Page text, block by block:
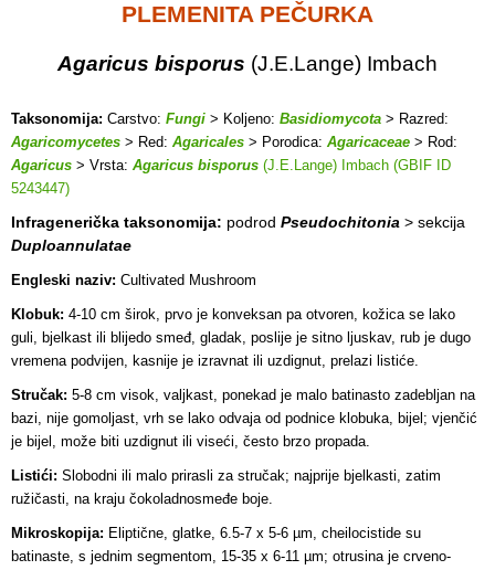
PLEMENITA PEČURKA
Agaricus bisporus (J.E.Lange) Imbach
Taksonomija: Carstvo: Fungi > Koljeno: Basidiomycota > Razred:
Agaricomycetes > Red: Agaricales > Porodica: Agaricaceae > Rod:
Agaricus > Vrsta: Agaricus bisporus (J.E.Lange) Imbach (GBIF ID
5243447)
Infragenerička taksonomija: podrod Pseudochitonia > sekcija
Duploannulatae
Engleski naziv: Cultivated Mushroom
Klobuk: 4-10 cm širok, prvo je konveksan pa otvoren, kožica se lako
guli, bjelkast ili blijedo smeđ, gladak, poslije je sitno ljuskav, rub je dugo
vremena podvijen, kasnije je izravnat ili uzdignut, prelazi listiće.
Stručak: 5-8 cm visok, valjkast, ponekad je malo batinasto zadebljan na
bazi, nije gomoljast, vrh se lako odvaja od podnice klobuka, bijel; vjenčić
je bijel, može biti uzdignut ili viseći, često brzo propada.
Listići: Slobodni ili malo prirasli za stručak; najprije bjelkasti, zatim
ružičasti, na kraju čokoladnosmeđe boje.
Mikroskopija: Eliptične, glatke, 6.5-7 x 5-6 µm, cheilocistide su
batinaste, s jednim segmentom, 15-35 x 6-11 µm; otrusina je crveno-